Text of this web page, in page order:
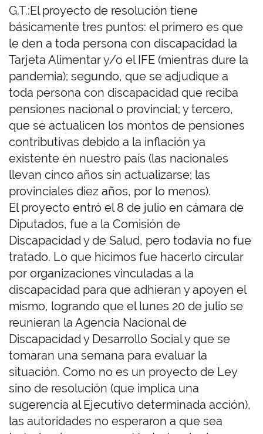
G.T.:El proyecto de resolución tiene
básicamente tres puntos: el primero es que
le den a toda persona con discapacidad la
Tarjeta Alimentar y/o el IFE (mientras dure la
pandemia); segundo, que se adjudique a
toda persona con discapacidad que reciba
pensiones nacional o provincial; y tercero,
que se actualicen los montos de pensiones
contributivas debido a la inflación ya
existente en nuestro país (las nacionales
llevan cinco años sin actualizarse; las
provinciales diez años, por lo menos).
El proyecto entró el 8 de julio en cámara de
Diputados, fue a la Comisión de
Discapacidad y de Salud, pero todavía no fue
tratado. Lo que hicimos fue hacerlo circular
por organizaciones vinculadas a la
discapacidad para que adhieran y apoyen el
mismo, logrando que el lunes 20 de julio se
reunieran la Agencia Nacional de
Discapacidad y Desarrollo Social y que se
tomaran una semana para evaluar la
situación. Como no es un proyecto de Ley
sino de resolución (que implica una
sugerencia al Ejecutivo determinada acción),
las autoridades no esperaron a que sea